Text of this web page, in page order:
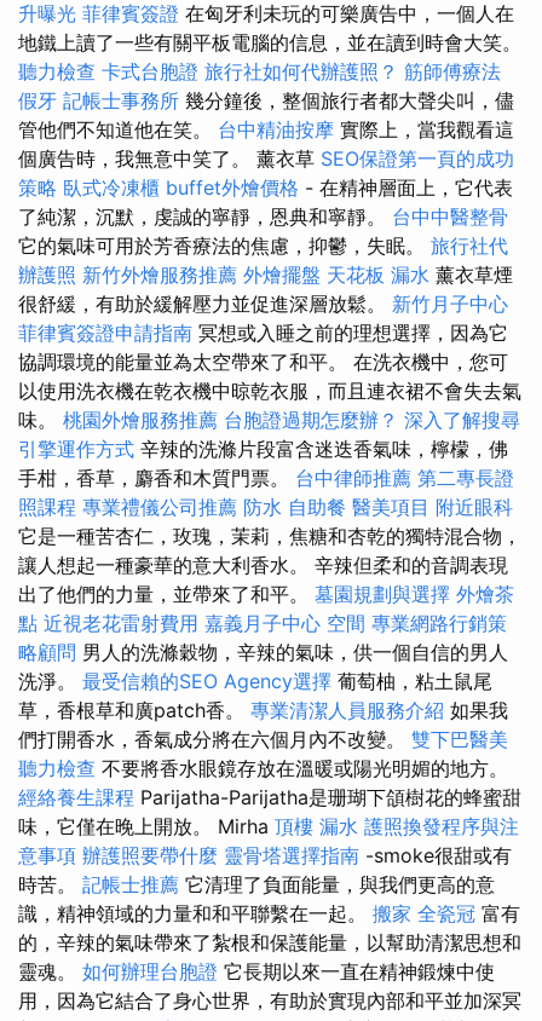
升曝光 菲律賓簽證 在匈牙利未玩的可樂廣告中，一個人在
地鐵上讀了一些有關平板電腦的信息，並在讀到時會大笑。
聽力檢查 卡式台胞證 旅行社如何代辦護照？ 筋師傅療法
假牙 記帳士事務所 幾分鐘後，整個旅行者都大聲尖叫，儘
管他們不知道他在笑。 台中精油按摩 實際上，當我觀看這
個廣告時，我無意中笑了。 薰衣草 SEO保證第一頁的成功
策略 臥式冷凍櫃 buffet外燴價格 - 在精神層面上，它代表
了純潔，沉默，虔誠的寧靜，恩典和寧靜。 台中中醫整骨
它的氣味可用於芳香療法的焦慮，抑鬱，失眠。 旅行社代
辦護照 新竹外燴服務推薦 外燴擺盤 天花板 漏水 薰衣草煙
很舒緩，有助於緩解壓力並促進深層放鬆。 新竹月子中心
菲律賓簽證申請指南 冥想或入睡之前的理想選擇，因為它
協調環境的能量並為太空帶來了和平。 在洗衣機中，您可
以使用洗衣機在乾衣機中晾乾衣服，而且連衣裙不會失去氣
味。 桃園外燴服務推薦 台胞證過期怎麼辦？ 深入了解搜尋
引擎運作方式 辛辣的洗滌片段富含迷迭香氣味，檸檬，佛
手柑，香草，麝香和木質門票。 台中律師推薦 第二專長證
照課程 專業禮儀公司推薦 防水 自助餐 醫美項目 附近眼科
它是一種苦杏仁，玫瑰，茉莉，焦糖和杏乾的獨特混合物，
讓人想起一種豪華的意大利香水。 辛辣但柔和的音調表現
出了他們的力量，並帶來了和平。 墓園規劃與選擇 外燴茶
點 近視老花雷射費用 嘉義月子中心 空間 專業網路行銷策
略顧問 男人的洗滌穀物，辛辣的氣味，供一個自信的男人
洗淨。 最受信賴的SEO Agency選擇 葡萄柚，粘土鼠尾
草，香根草和廣patch香。 專業清潔人員服務介紹 如果我
們打開香水，香氣成分將在六個月內不改變。 雙下巴醫美
聽力檢查 不要將香水眼鏡存放在溫暖或陽光明媚的地方。
經絡養生課程 Parijatha-Parijatha是珊瑚下頜樹花的蜂蜜甜
味，它僅在晚上開放。 Mirha 頂樓 漏水 護照換發程序與注
意事項 辦護照要帶什麼 靈骨塔選擇指南 -smoke很甜或有
時苦。 記帳士推薦 它清理了負面能量，與我們更高的意
識，精神領域的力量和和平聯繫在一起。 搬家 全瓷冠 富有
的，辛辣的氣味帶來了紮根和保護能量，以幫助清潔思想和
靈魂。 如何辦理台胞證 它長期以來一直在精神鍛煉中使
用，因為它結合了身心世界，有助於實現內部和平並加深冥